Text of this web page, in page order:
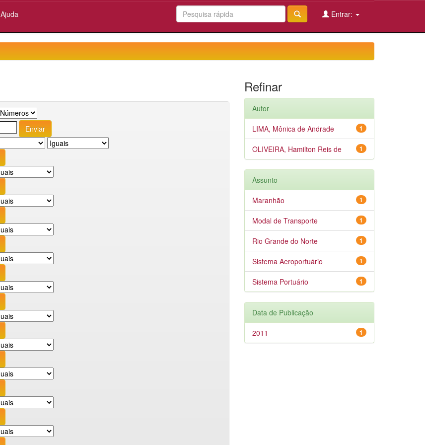
Ajuda Entrar:
Refinar
Autor
1
LIMA, Mônica de Andrade
1
OLIVEIRA, Hamilton Reis de
Assunto
1
Maranhão
1
Modal de Transporte
1
Rio Grande do Norte
1
Sistema Aeroportuário
1
Sistema Portuário
Data de Publicação
1
2011